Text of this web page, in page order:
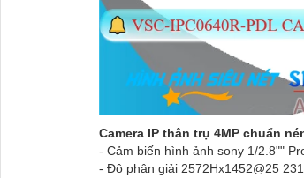
Camera IP thân trụ 4MP chuẩn
- Cảm biến hình ảnh sony 1/2.8""
- Độ phân giải 2572Hx1452@25